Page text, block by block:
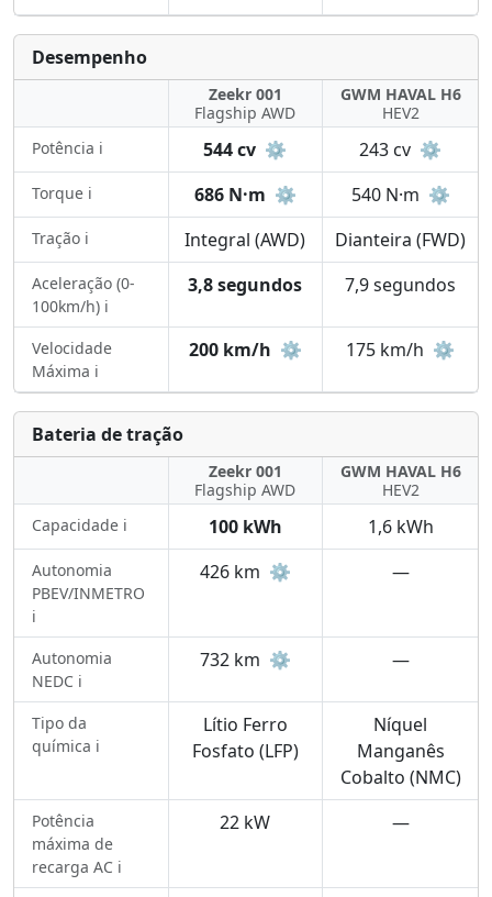
Desempenho
Zeekr 001
Flagship AWD
GWM HAVAL H6
HEV2
Potência ℹ️
544 cv ⚙️ 243 cv ⚙️
Torque ℹ️ 686 N·m ⚙️ 540 N·m ⚙️
Tração ℹ️ Integral (AWD) Dianteira (FWD)
Aceleração (0-
100km/h) ℹ️
3,8 segundos 7,9 segundos
Velocidade
Máxima ℹ️
200 km/h ⚙️ 175 km/h ⚙️
Bateria de tração
Zeekr 001
Flagship AWD
GWM HAVAL H6
HEV2
Capacidade ℹ️
100 kWh 1,6 kWh
Autonomia
PBEV/INMETRO
ℹ️
426 km ⚙️ —
Autonomia
NEDC ℹ️
732 km ⚙️ —
Tipo da
química ℹ️
Lítio Ferro
Fosfato (LFP)
Níquel
Manganês
Cobalto (NMC)
Potência
máxima de
recarga AC ℹ️
22 kW —